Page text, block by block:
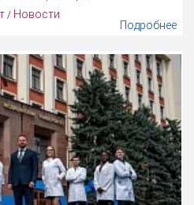
/ Новости
Подробнее